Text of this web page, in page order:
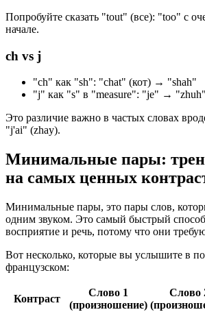
Попробуйте сказать "tout" (все): "too" с
начале.
ch vs j
"ch" как "sh": "chat" (кот) → "shah"
"j" как "s" в "measure": "je" → "zhuh"
Это различие важно в частых словах
"j'ai" (zhay).
Минимальные пары:
на самых ценных
Минимальные пары, это пары слов,
одним звуком. Это самый быстрый
восприятие и речь, потому что они
Вот несколько, которые вы услышите в
французском:
Контраст
Слово 1
(произношение)
Слово